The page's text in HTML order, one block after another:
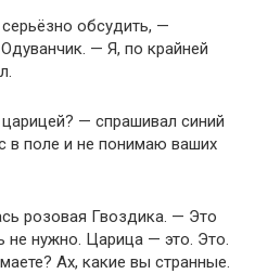
обсудить, —
— Я, по крайней
— спрашивал синий
в поле и не понимаю ваших
розовая Гвоздика. — Это
не нужно. Царица — это. Это.
Ах, какие вы странные.